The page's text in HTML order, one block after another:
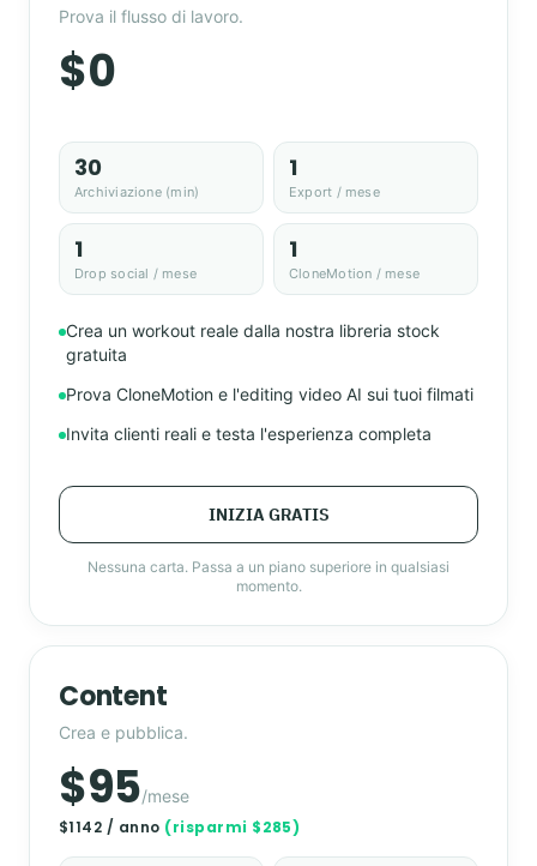
Prova il flusso di lavoro.
$0
30
Archiviazione (min)
1
Export / mese
1
Drop social / mese
1
CloneMotion / mese
Crea un workout reale dalla nostra libreria stock
gratuita
Prova CloneMotion e l'editing video AI sui tuoi filmati
Invita clienti reali e testa l'esperienza completa
INIZIA GRATIS
Nessuna carta. Passa a un piano superiore in qualsiasi
momento.
Content
Crea e pubblica.
$95/mese
$1142 / anno (risparmi $285)